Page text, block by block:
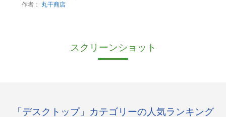
作者：
丸干商店
スクリーンショット
「デスクトップ」カテゴリーの人気ランキング